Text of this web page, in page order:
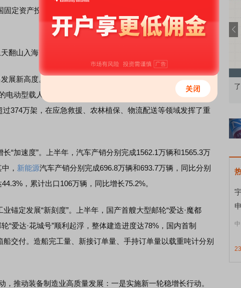
定资产投资14.5个百分点，对全部投资增长的贡献率达到
山入海”尽显高质量发展活力：
新高度。大型水陆两栖灭火飞机AG600取得中国民航局型号
动型载人飞艇AS700D完成科研首飞。民用
无人驾驶 航空器产
374万架，在应急救援、农林植保、物流配送等领域发挥了重
“加速度”。上半年，汽车产销分别完成1562.1万辆和1565.3万
， 新能源汽车产销分别完成696.8万辆和693.7万辆，同比分别
，累计出口106万辆，同比增长75.2%。
定发展“新刻度”。上半年，国产首艘大型邮轮“爱达·魔都
“爱达·花城号”顺利起浮，整体建造进度达78%，国内首制
交付。造船完工量、新接订单量、手持订单量以载重吨计分别
推动装备制造业高质量发展：一是实施新一轮稳增长行动。
了解北交所知识 做理性投资者